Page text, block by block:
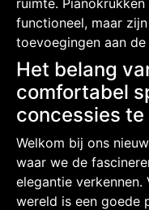
functioneel, maar
toevoegingen aan
Het belang
comfortabel
concessies
Welkom bij ons
waar we de
elegantie
wereld is een goede